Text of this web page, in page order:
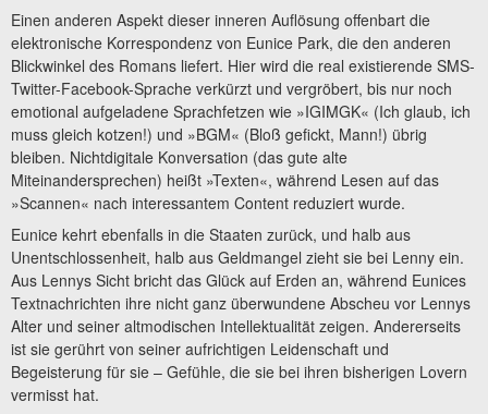
Einen anderen Aspekt dieser inneren Auflösung offenbart die
elektronische Korrespondenz von Eunice Park, die den anderen
Blickwinkel des Romans liefert. Hier wird die real existierende SMS-
Twitter-Facebook-Sprache verkürzt und vergröbert, bis nur noch
emotional aufgeladene Sprachfetzen wie »IGIMGK« (Ich glaub, ich
muss gleich kotzen!) und »BGM« (Bloß gefickt, Mann!) übrig
bleiben. Nichtdigitale Konversation (das gute alte
Miteinandersprechen) heißt »Texten«, während Lesen auf das
»Scannen« nach interessantem Content reduziert wurde.
Eunice kehrt ebenfalls in die Staaten zurück, und halb aus
Unentschlossenheit, halb aus Geldmangel zieht sie bei Lenny ein.
Aus Lennys Sicht bricht das Glück auf Erden an, während Eunices
Textnachrichten ihre nicht ganz überwundene Abscheu vor Lennys
Alter und seiner altmodischen Intellektualität zeigen. Andererseits
ist sie gerührt von seiner aufrichtigen Leidenschaft und
Begeisterung für sie – Gefühle, die sie bei ihren bisherigen Lovern
vermisst hat.